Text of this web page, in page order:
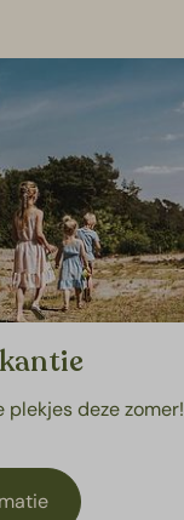
plekjes deze zomer!